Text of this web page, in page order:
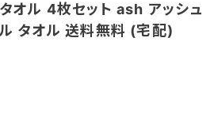
オル 4枚セット ash アッシュ
タオル 送料無料 (宅配)